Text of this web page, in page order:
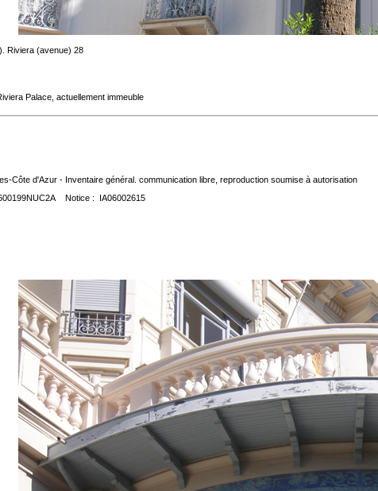
Riviera (avenue) 28
Palace, actuellement immeuble
Côte d'Azur - Inventaire général. communication libre, reproduction soumise à autorisation
Notice : IA06002615